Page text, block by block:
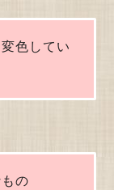
色してい
の